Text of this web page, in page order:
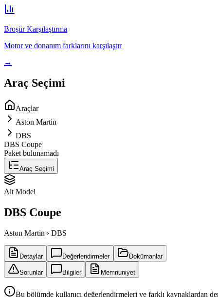
Broşür Karşılaştırma
Motor ve donanım farklarını karşılaştır
→
Araç Seçimi
Araçlar
Aston Martin
DBS
DBS Coupe
Paket bulunamadı
Araç Seçimi
Alt Model
DBS Coupe
Aston Martin › DBS
Detaylar Değerlendirmeler Dokümanlar
Sorunlar Bilgiler Memnuniyet
Bu bölümde kullanıcı değerlendirmeleri ve farklı kaynaklardan